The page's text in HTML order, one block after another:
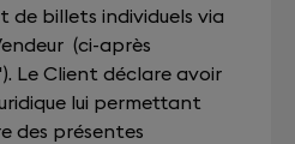
billets individuels via
(ci-après
Le Client déclare avoir
lui permettant
des présentes